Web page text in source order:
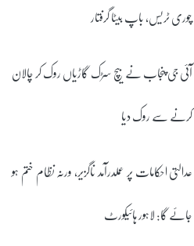
چوری ٹریس، باپ بیٹا گرفتار
آئی جی پنجاب نے بیچ سڑک گاڑیاں روک کر چالان
کرنے سے روک دیا
عدالتی احکامات پر عملدرآمد ناگزیر، ورنہ نظام ختم ہو
جائے گا: لاہور ہائیکورٹ